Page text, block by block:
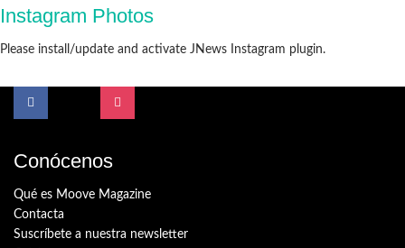
Instagram Photos
Please install/update and activate JNews Instagram plugin.
Conócenos
Qué es Moove Magazine
Contacta
Suscríbete a nuestra newsletter